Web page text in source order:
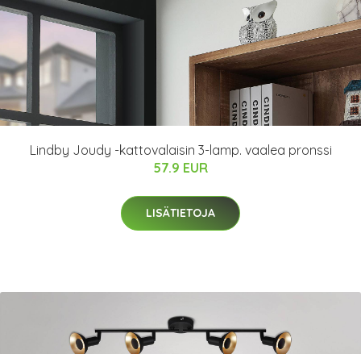
Lindby Joudy -kattovalaisin 3-lamp. vaalea pronssi
57.9 EUR
LISÄTIETOJA